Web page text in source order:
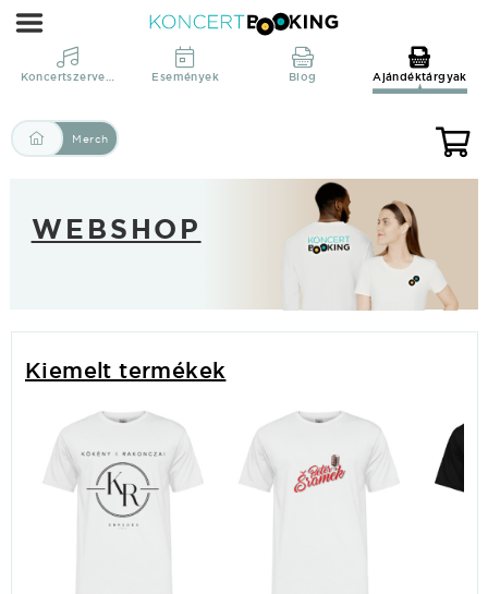
KoncertBooking
din
Koncertszervezés Események Blog Ajándéktárgyak
Merch
WEBSHOP
Kiemelt termékek